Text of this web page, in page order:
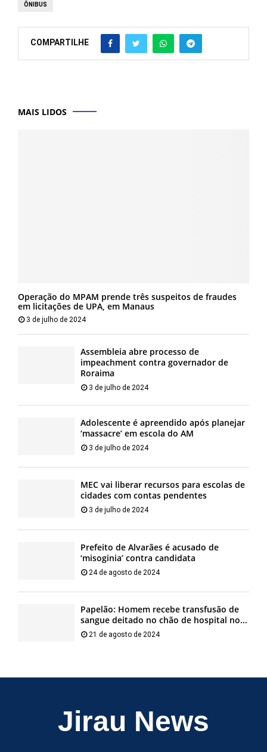
ÔNIBUS
COMPARTILHE
MAIS LIDOS
Operação do MPAM prende três suspeitos de fraudes
em licitações de UPA, em Manaus
3 de julho de 2024
Assembleia abre processo de
impeachment contra governador de
Roraima
3 de julho de 2024
Adolescente é apreendido após planejar
‘massacre’ em escola do AM
3 de julho de 2024
MEC vai liberar recursos para escolas de
cidades com contas pendentes
3 de julho de 2024
Prefeito de Alvarães é acusado de
‘misoginia’ contra candidata
24 de agosto de 2024
Papelão: Homem recebe transfusão de
sangue deitado no chão de hospital no...
21 de agosto de 2024
Jirau News